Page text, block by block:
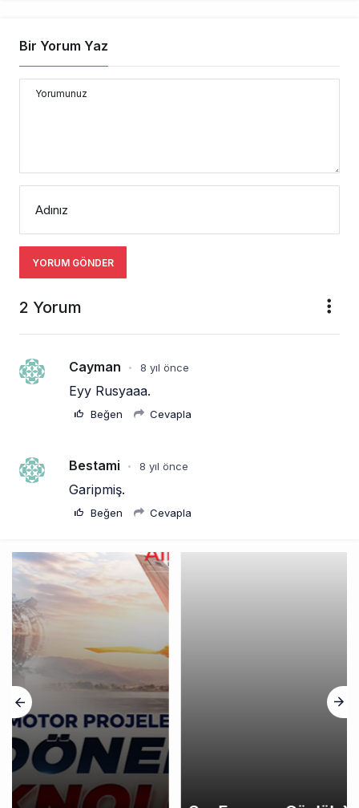
Bir Yorum Yaz
Yorumunuz
Adınız
YORUM GÖNDER
2 Yorum
Cayman • 8 yıl önce
Eyy Rusyaaa.
Beğen Cevapla
Bestami • 8 yıl önce
Garipmiş.
Beğen Cevapla